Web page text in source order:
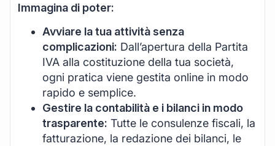
Immagina di poter:
Avviare la tua attività senza
complicazioni: Dall’apertura della Partita
IVA alla costituzione della tua società,
ogni pratica viene gestita online in modo
rapido e semplice.
Gestire la contabilità e i bilanci in modo
trasparente: Tutte le consulenze fiscali, la
fatturazione, la redazione dei bilanci, le